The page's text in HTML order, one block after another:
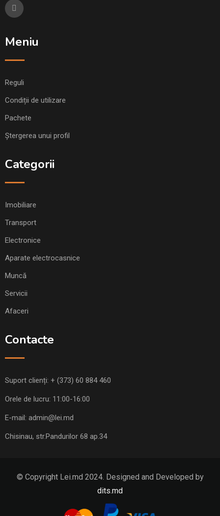
Meniu
Reguli
Condiții de utilizare
Pachete
Ștergerea unui profil
Categorii
Imobiliare
Transport
Electronice
Aparate electrocasnice
Muncă
Servicii
Afaceri
Contacte
Suport clienți: + (373) 60 884 460
Orele de lucru: 11:00-16:00
E-mail: admin@lei.md
Chisinau, str.Pandurilor 68 ap.34
© Copyright Lei.md 2024. Designed and Developed by
dits.md